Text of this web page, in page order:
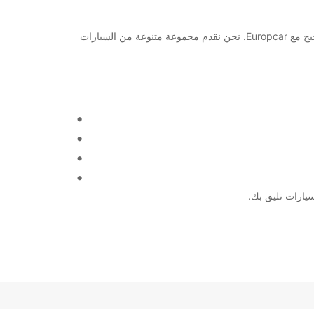
مرحبًا بك في محطة تولون للسكك الحديدية! إذا كنت تبحث عن خدمات تأجير السيارات والشاحنات في هذه المنطقة، فأنت في المكان الصحيح مع Europcar. نحن نقدم مجموعة متنوعة من السيارات